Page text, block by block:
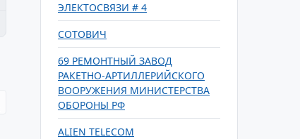
ЭЛЕКТОСВЯЗИ # 4
СОТОВИЧ
69 РЕМОНТНЫЙ ЗАВОД
РАКЕТНО-АРТИЛЛЕРИЙСКОГО
ВООРУЖЕНИЯ МИНИСТЕРСТВА
ОБОРОНЫ РФ
ALIEN TELECOM